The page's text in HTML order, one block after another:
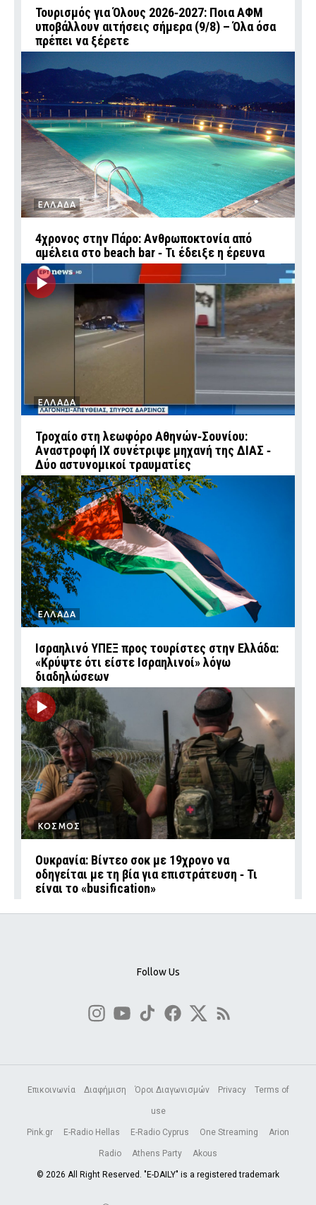
Τουρισμός για Όλους 2026‑2027: Ποια ΑΦΜ
υποβάλλουν αιτήσεις σήμερα (9/8) – Όλα όσα
πρέπει να ξέρετε
ΕΛΛΑΔΑ
4χρονος στην Πάρο: Ανθρωποκτονία από
αμέλεια στο beach bar ‑ Τι έδειξε η έρευνα
ΕΛΛΑΔΑ
Τροχαίο στη λεωφόρο Αθηνών‑Σουνίου:
Αναστροφή ΙΧ συνέτριψε μηχανή της ΔΙΑΣ ‑
Δύο αστυνομικοί τραυματίες
ΕΛΛΑΔΑ
Ισραηλινό ΥΠΕΞ προς τουρίστες στην Ελλάδα:
«Κρύψτε ότι είστε Ισραηλινοί» λόγω
διαδηλώσεων
ΚΟΣΜΟΣ
Ουκρανία: Βίντεο σοκ με 19χρονο να
οδηγείται με τη βία για επιστράτευση ‑ Τι
είναι το «busification»
Follow Us
Επικοινωνία Διαφήμιση Όροι Διαγωνισμών Privacy Terms of
use
Pink.gr E-Radio Hellas E-Radio Cyprus One Streaming Arion
Radio Athens Party Akous
© 2026 All Right Reserved. "E-DAILY" is a registered trademark